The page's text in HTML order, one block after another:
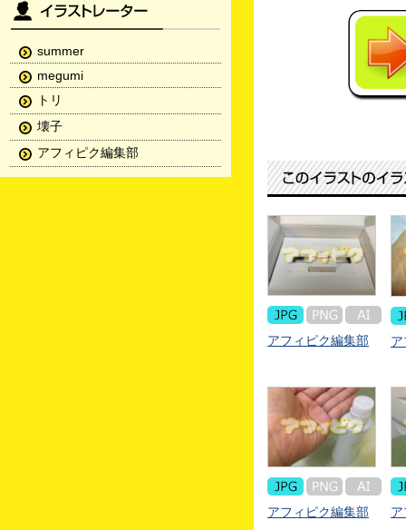
アフィピク編集部
アフィピク編集部
summer
megumi
トリ
壊子
アフィピク編集部